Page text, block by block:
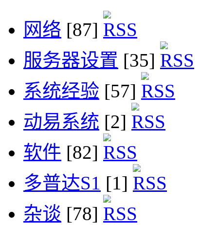
网络 [87]
服务器设置 [35]
系统经验 [57]
动易系统 [2]
软件 [82]
多普达S1 [1]
杂谈 [78]